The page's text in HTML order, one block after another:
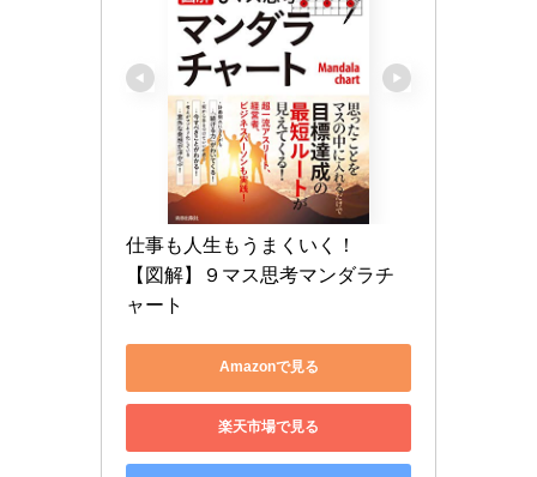
仕事も人生もうまくいく！
【図解】９マス思考マンダラチ
ャート
Amazonで見る
楽天市場で見る